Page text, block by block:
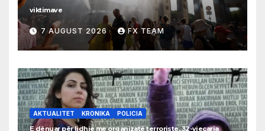
viktimave
7 AUGUST 2026 FX TEAM
AKTUALITET KRONIKA POLICIA
E dënuar për lidhje me organizatë terroriste, 32-vjeçarja